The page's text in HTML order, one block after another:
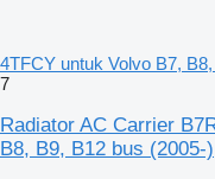
4TFCY untuk Volvo B7,
7
Radiator AC Carrier
B8, B9, B12 bus (2005-)